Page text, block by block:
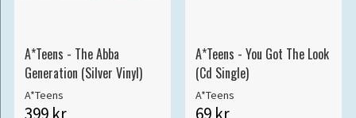
A*Teens - The Abba
Generation (Silver Vinyl)
A*Teens
A*Teens - You Got The Look
(Cd Single)
A*Teens